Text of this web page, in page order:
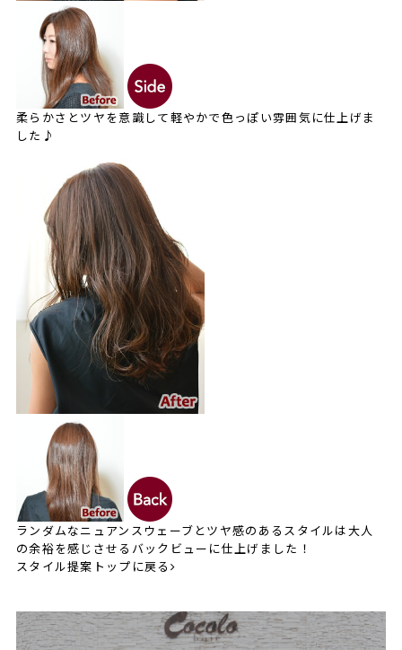
柔らかさとツヤを意識して軽やかで色っぽい雰囲気に仕上げま
した♪
ランダムなニュアンスウェーブとツヤ感のあるスタイルは大人
の余裕を感じさせるバックビューに仕上げました！
スタイル提案トップに戻る